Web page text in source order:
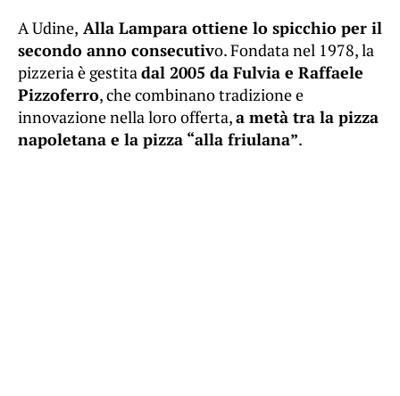
A Udine, Alla Lampara ottiene lo spicchio per il
secondo anno consecutivo. Fondata nel 1978, la
pizzeria è gestitadal 2005 da Fulvia e Raffaele
Pizzoferro, che combinano tradizione e
innovazione nella loro offerta,a metà tra la pizza
napoletana e la pizza “alla friulana”.